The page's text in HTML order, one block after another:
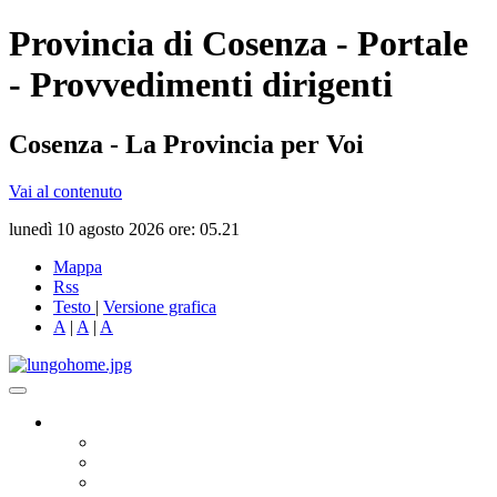
Provincia di Cosenza - Portale
- Provvedimenti dirigenti
Cosenza - La Provincia per Voi
Vai al contenuto
lunedì 10 agosto 2026 ore: 05.21
Mappa
Rss
Testo | Versione grafica
A | A | A